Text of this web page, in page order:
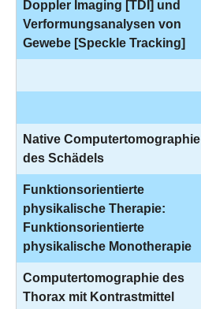
Doppler Imaging [TDI] und
Verformungsanalysen von
Gewebe [Speckle Tracking]
Native Computertomographie
des Schädels
Funktionsorientierte
physikalische Therapie:
Funktionsorientierte
physikalische Monotherapie
Computertomographie des
Thorax mit Kontrastmittel